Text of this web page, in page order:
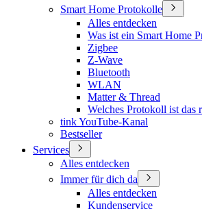
Smart Home Protokolle
Alles entdecken
Was ist ein Smart Home
Zigbee
Z-Wave
Bluetooth
WLAN
Matter & Thread
Welches Protokoll ist das
tink YouTube-Kanal
Bestseller
Services
Alles entdecken
Immer für dich da
Alles entdecken
Kundenservice